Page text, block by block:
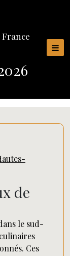
de
le sud-
Ces